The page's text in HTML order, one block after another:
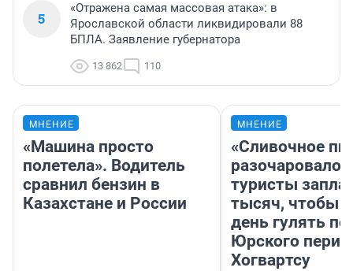
5
«Отражена самая массовая атака»: в
Ярославской области ликвидировали 88
БПЛА. Заявление губернатора
13 862 110
МНЕНИЕ
«Машина просто
полетела». Водитель
сравнил бензин в
Казахстане и России
МНЕНИЕ
«Сливочное
разочаровало»:
туристы
тысяч, чтобы
день гулять по
Юрского
Хогвартсу